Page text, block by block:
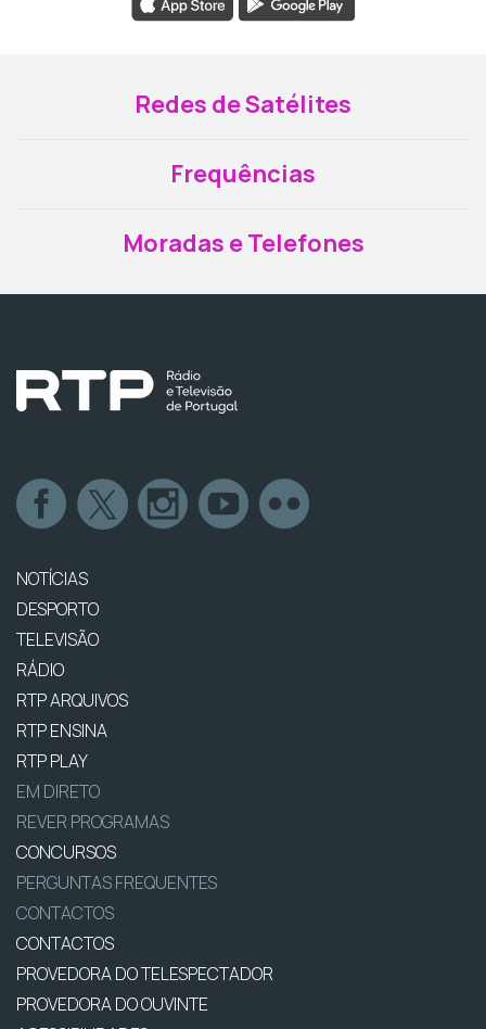
Redes de Satélites
Frequências
Moradas e Telefones
NOTÍCIAS
DESPORTO
TELEVISÃO
RÁDIO
RTP ARQUIVOS
RTP ENSINA
RTP PLAY
EM DIRETO
REVER PROGRAMAS
CONCURSOS
PERGUNTAS FREQUENTES
CONTACTOS
CONTACTOS
PROVEDORA DO TELESPECTADOR
PROVEDORA DO OUVINTE